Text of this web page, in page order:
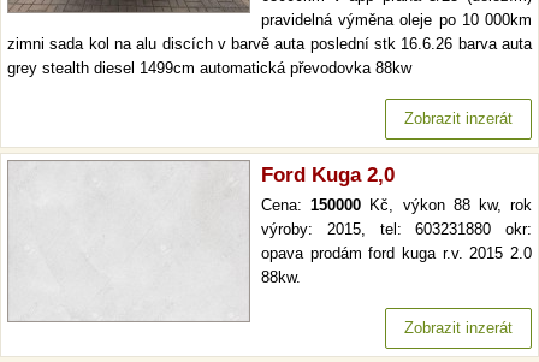
pravidelná výměna oleje po 10 000km
zimni sada kol na alu discích v barvě auta poslední stk 16.6.26 barva auta
grey stealth diesel 1499cm automatická převodovka 88kw
Zobrazit inzerát
Ford Kuga 2,0
Cena:150000 Kč, výkon 88 kw, rok
výroby: 2015, tel: 603231880 okr:
opava prodám ford kuga r.v. 2015 2.0
88kw.
Zobrazit inzerát